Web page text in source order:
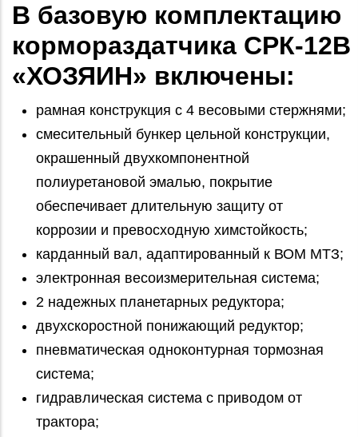
В базовую комплектацию
кормораздатчика СРК-12В
«ХОЗЯИН» включены:
рамная конструкция с 4 весовыми стержнями;
смесительный бункер цельной конструкции,
окрашенный двухкомпонентной
полиуретановой эмалью, покрытие
обеспечивает длительную защиту от
коррозии и превосходную химстойкость;
карданный вал, адаптированный к ВОМ МТЗ;
электронная весоизмерительная система;
2 надежных планетарных редуктора;
двухскоростной понижающий редуктор;
пневматическая одноконтурная тормозная
система;
гидравлическая система с приводом от
трактора;